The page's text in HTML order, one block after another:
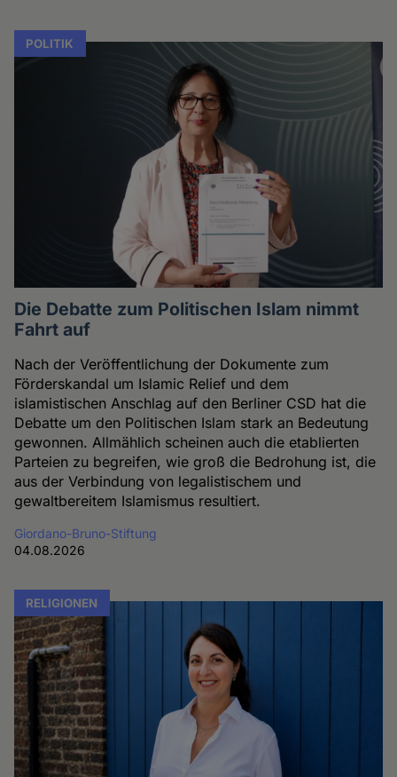
POLITIK
Die Debatte zum Politischen Islam nimmt
Fahrt auf
Nach der Veröffentlichung der Dokumente zum
Förderskandal um Islamic Relief und dem
islamistischen Anschlag auf den Berliner CSD hat die
Debatte um den Politischen Islam stark an Bedeutung
gewonnen. Allmählich scheinen auch die etablierten
Parteien zu begreifen, wie groß die Bedrohung ist, die
aus der Verbindung von legalistischem und
gewaltbereitem Islamismus resultiert.
Giordano-Bruno-Stiftung
04.08.2026
RELIGIONEN